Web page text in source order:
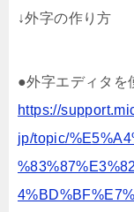
↓外字の作り方
●外字エディタを
https://
jp/topic/